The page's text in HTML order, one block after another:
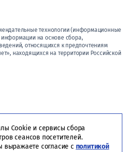
технологии (информационные
информации на основе сбора,
относящихся к предпочтениям
находящихся на территории Российской
Cookie и сервисы сбора
сеансов посетителей.
выражаете согласие с политикой